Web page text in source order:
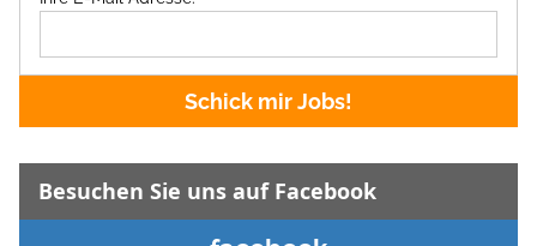
Schick mir Jobs!
Besuchen Sie uns auf Facebook